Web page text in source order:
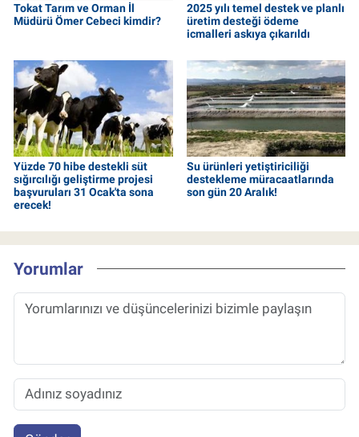
Tokat Tarım ve Orman İl
Müdürü Ömer Cebeci kimdir?
2025 yılı temel destek ve planlı
üretim desteği ödeme
icmalleri askıya çıkarıldı
Yüzde 70 hibe destekli süt
sığırcılığı geliştirme projesi
başvuruları 31 Ocak'ta sona
erecek!
Su ürünleri yetiştiriciliği
destekleme müracaatlarında
son gün 20 Aralık!
Yorumlar